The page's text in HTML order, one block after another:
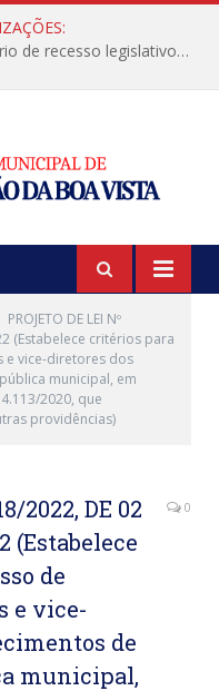
Câmara Municipal informa calendário de recesso legislativo de julho
PROJETO DE LEI Nº
(Estabelece critérios para
e vice-diretores dos
municipal, em
2020, que
providências)
2022, DE 02
(Estabelece
de
e vice-
de
municipal,
0